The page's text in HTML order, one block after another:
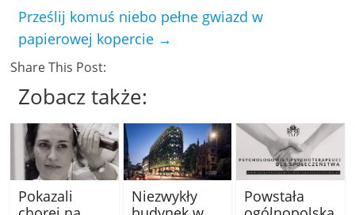
Prześlij komuś niebo pełne gwiazd w
papierowej kopercie →
Share This Post:
Zobacz także:
Pokazali
Niezwykły
Powstała